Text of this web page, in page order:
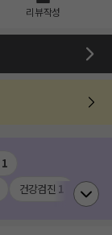
리뷰작성
1
건강검진 1